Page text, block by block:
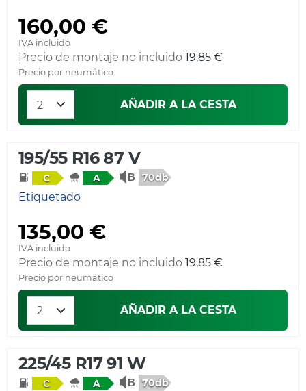
160,00 €
IVA incluido
Precio de montaje no incluido 19,85 €
Precio por neumático
AÑADIR A LA CESTA
195/55 R16 87 V
C A 70db
Etiquetado
135,00 €
IVA incluido
Precio de montaje no incluido 19,85 €
Precio por neumático
AÑADIR A LA CESTA
225/45 R17 91 W
C A 70db